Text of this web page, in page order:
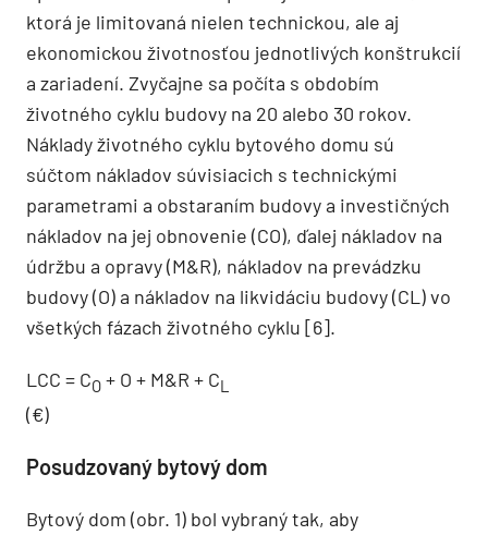
ktorá je limitovaná nielen technickou, ale aj
ekonomickou životnosťou jednotlivých konštrukcií
a zariadení. Zvyčajne sa počíta s obdobím
životného cyklu budovy na 20 alebo 30 rokov.
Náklady životného cyklu bytového domu sú
súčtom nákladov súvisiacich s technickými
parametrami a obstaraním budovy a investičných
nákladov na jej obnovenie (CO), ďalej nákladov na
údržbu a opravy (M&R), nákladov na prevádzku
budovy (O) a nákladov na likvidáciu budovy (CL) vo
všetkých fázach životného cyklu [6].
LCC = CO + O + M&R + CL
(€)
Posudzovaný bytový dom
Bytový dom (obr. 1) bol vybraný tak, aby